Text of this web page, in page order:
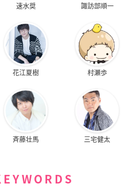
速水奨 諏訪部順一
花江夏樹 村瀬歩
斉藤壮馬 三宅健太